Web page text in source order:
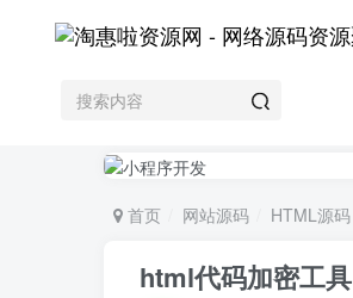
首页 网站源码 HTML源码
html代码加密工具